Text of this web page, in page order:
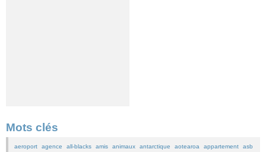
Mots clés
aeroport agence all-blacks amis animaux antarctique aotearoa appartement asb